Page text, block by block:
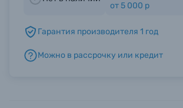
Б/У фототехника (Комиссионные
от 5 000 р
Гарантия производителя 1 год
Можно в рассрочку или кредит